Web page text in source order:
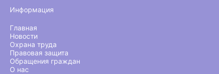
Информация
Главная
Новости
Охрана труда
Правовая защита
Обращения граждан
О нас